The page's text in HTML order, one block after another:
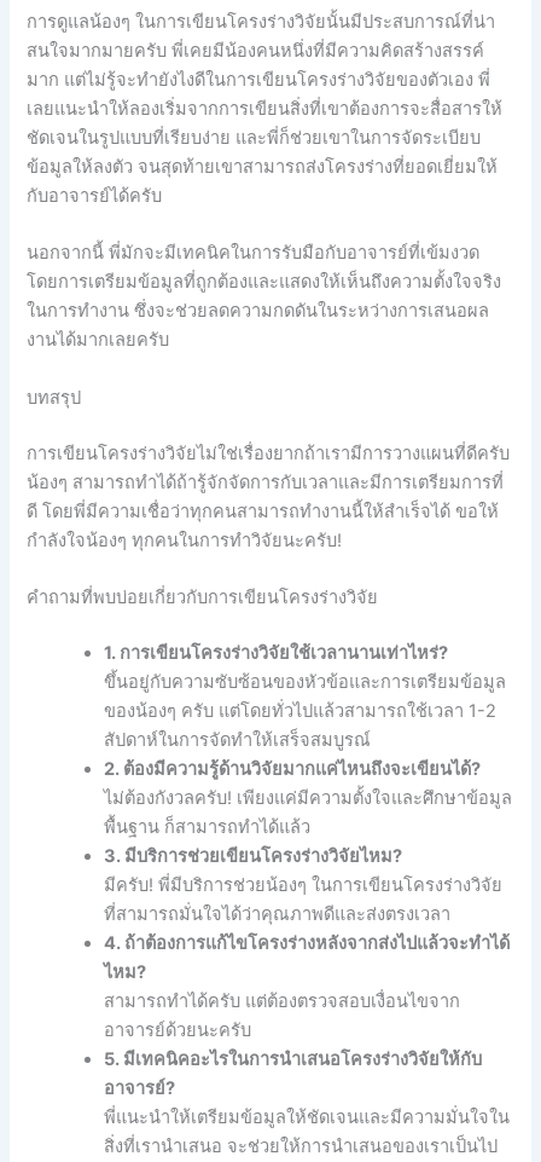
การดูแลน้องๆ ในการเขียนโครงร่างวิจัยนั้นมีประสบการณ์ที่น่า
สนใจมากมายครับ พี่เคยมีน้องคนหนึ่งที่มีความคิดสร้างสรรค์
มาก แต่ไม่รู้จะทำยังไงดีในการเขียนโครงร่างวิจัยของตัวเอง พี่
เลยแนะนำให้ลองเริ่มจากการเขียนสิ่งที่เขาต้องการจะสื่อสารให้
ชัดเจนในรูปแบบที่เรียบง่าย และพี่ก็ช่วยเขาในการจัดระเบียบ
ข้อมูลให้ลงตัว จนสุดท้ายเขาสามารถส่งโครงร่างที่ยอดเยี่ยมให้
กับอาจารย์ได้ครับ
นอกจากนี้ พี่มักจะมีเทคนิคในการรับมือกับอาจารย์ที่เข้มงวด
โดยการเตรียมข้อมูลที่ถูกต้องและแสดงให้เห็นถึงความตั้งใจจริง
ในการทำงาน ซึ่งจะช่วยลดความกดดันในระหว่างการเสนอผล
งานได้มากเลยครับ
บทสรุป
การเขียนโครงร่างวิจัยไม่ใช่เรื่องยากถ้าเรามีการวางแผนที่ดีครับ
น้องๆ สามารถทำได้ถ้ารู้จักจัดการกับเวลาและมีการเตรียมการที่
ดี โดยพี่มีความเชื่อว่าทุกคนสามารถทำงานนี้ให้สำเร็จได้ ขอให้
กำลังใจน้องๆ ทุกคนในการทำวิจัยนะครับ!
คำถามที่พบบ่อยเกี่ยวกับการเขียนโครงร่างวิจัย
1. การเขียนโครงร่างวิจัยใช้เวลานานเท่าไหร่?
ขึ้นอยู่กับความซับซ้อนของหัวข้อและการเตรียมข้อมูล
ของน้องๆ ครับ แต่โดยทั่วไปแล้วสามารถใช้เวลา 1-2
สัปดาห์ในการจัดทำให้เสร็จสมบูรณ์
2. ต้องมีความรู้ด้านวิจัยมากแค่ไหนถึงจะเขียนได้?
ไม่ต้องกังวลครับ! เพียงแค่มีความตั้งใจและศึกษาข้อมูล
พื้นฐาน ก็สามารถทำได้แล้ว
3. มีบริการช่วยเขียนโครงร่างวิจัยไหม?
มีครับ! พี่มีบริการช่วยน้องๆ ในการเขียนโครงร่างวิจัย
ที่สามารถมั่นใจได้ว่าคุณภาพดีและส่งตรงเวลา
4. ถ้าต้องการแก้ไขโครงร่างหลังจากส่งไปแล้วจะทำได้
ไหม?
สามารถทำได้ครับ แต่ต้องตรวจสอบเงื่อนไขจาก
อาจารย์ด้วยนะครับ
5. มีเทคนิคอะไรในการนำเสนอโครงร่างวิจัยให้กับ
อาจารย์?
พี่แนะนำให้เตรียมข้อมูลให้ชัดเจนและมีความมั่นใจใน
สิ่งที่เรานำเสนอ จะช่วยให้การนำเสนอของเราเป็นไป